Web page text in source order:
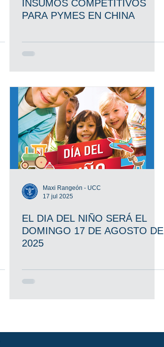
INSUMOS COMPETITIVOS
PARA PYMES EN CHINA
Maxi Rangeón - UCC
17 jul 2025
EL DIA DEL NIÑO SERÁ EL
DOMINGO 17 DE AGOSTO DE
2025